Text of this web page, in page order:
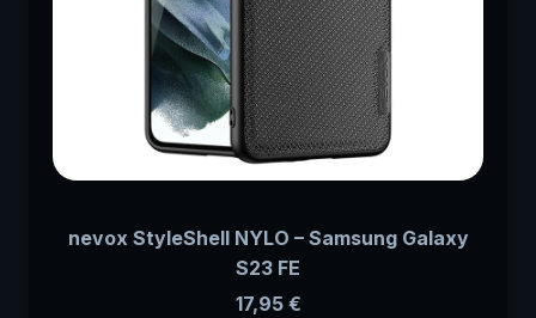
nevox StyleShell NYLO – Samsung Galaxy
S23 FE
17,95 €